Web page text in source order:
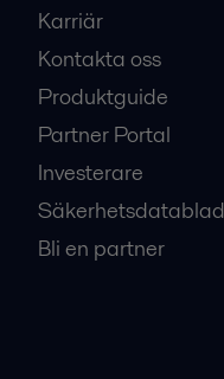
Karriär
Kontakta oss
Produktguide
Partner Portal
Investerare
Säkerhetsdatablad
Bli en partner